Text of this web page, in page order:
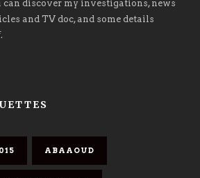
can discover my investigations, news
and TV doc, and some details
ABAAOUD